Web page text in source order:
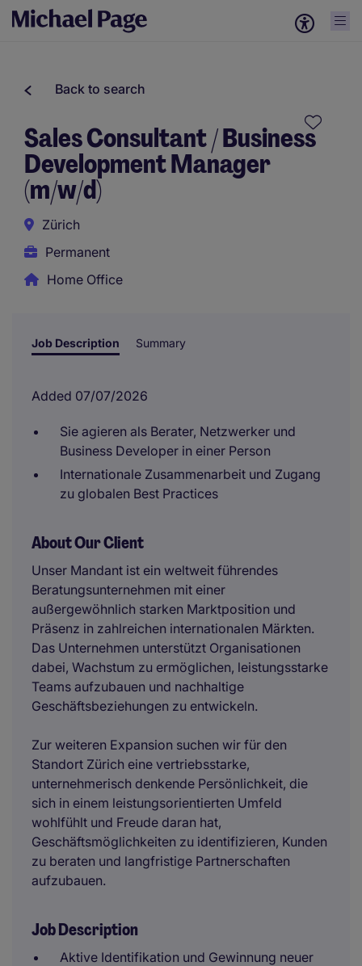
Back to search
Sales Consultant / Business
Development Manager
(m/w/d)
Zürich
Permanent
Home Office
Job Description Summary
Added 07/07/2026
Sie agieren als Berater, Netzwerker und
Business Developer in einer Person
Internationale Zusammenarbeit und Zugang
zu globalen Best Practices
About Our Client
Unser Mandant ist ein weltweit führendes
Beratungsunternehmen mit einer
außergewöhnlich starken Marktposition und
Präsenz in zahlreichen internationalen Märkten.
Das Unternehmen unterstützt Organisationen
dabei, Wachstum zu ermöglichen, leistungsstarke
Teams aufzubauen und nachhaltige
Geschäftsbeziehungen zu entwickeln.
Zur weiteren Expansion suchen wir für den
Standort Zürich eine vertriebsstarke,
unternehmerisch denkende Persönlichkeit, die
sich in einem leistungsorientierten Umfeld
wohlfühlt und Freude daran hat,
Geschäftsmöglichkeiten zu identifizieren, Kunden
zu beraten und langfristige Partnerschaften
aufzubauen.
Job Description
Aktive Identifikation und Gewinnung neuer